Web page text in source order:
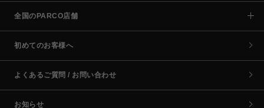
全国のPARCO店舗
初めてのお客様へ
よくあるご質問 / お問い合わせ
お知らせ